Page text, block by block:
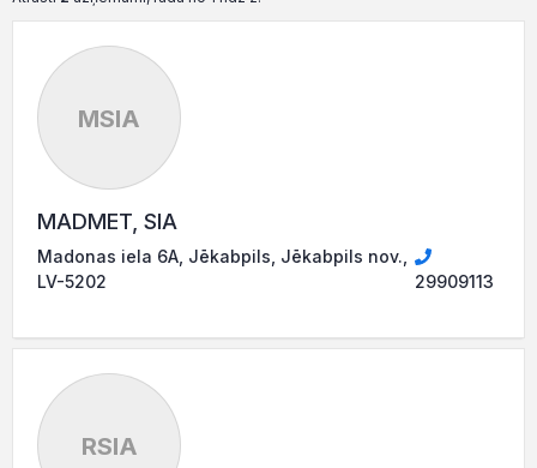
MSIA
MADMET, SIA
Madonas iela 6A, Jēkabpils, Jēkabpils nov.,
LV-5202
29909113
RSIA